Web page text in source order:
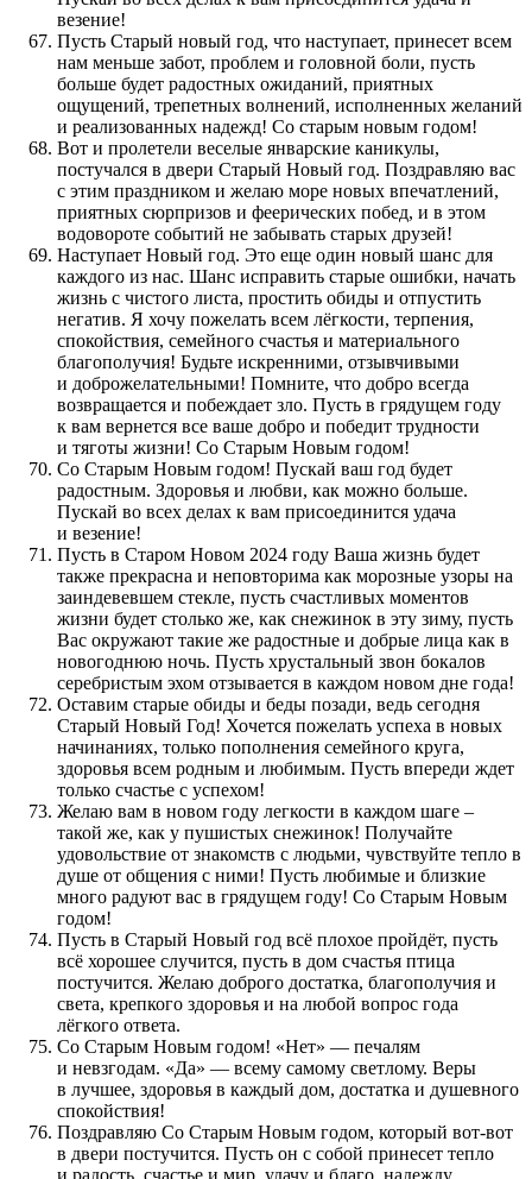
везение!
Пусть Старый новый год, что наступает, принесет всем
нам меньше забот, проблем и головной боли, пусть
больше будет радостных ожиданий, приятных
ощущений, трепетных волнений, исполненных желаний
и реализованных надежд! Со старым новым годом!
Вот и пролетели веселые январские каникулы,
постучался в двери Старый Новый год. Поздравляю вас
с этим праздником и желаю море новых впечатлений,
приятных сюрпризов и феерических побед, и в этом
водовороте событий не забывать старых друзей!
Наступает Новый год. Это еще один новый шанс для
каждого из нас. Шанс исправить старые ошибки, начать
жизнь с чистого листа, простить обиды и отпустить
негатив. Я хочу пожелать всем лёгкости, терпения,
спокойствия, семейного счастья и материального
благополучия! Будьте искренними, отзывчивыми
и доброжелательными! Помните, что добро всегда
возвращается и побеждает зло. Пусть в грядущем году
к вам вернется все ваше добро и победит трудности
и тяготы жизни! Со Старым Новым годом!
Со Старым Новым годом! Пускай ваш год будет
радостным. Здоровья и любви, как можно больше.
Пускай во всех делах к вам присоединится удача
и везение!
Пусть в Старом Новом 2024 году Ваша жизнь будет
также прекрасна и неповторима как морозные узоры на
заиндевевшем стекле, пусть счастливых моментов
жизни будет столько же, как снежинок в эту зиму, пусть
Вас окружают такие же радостные и добрые лица как в
новогоднюю ночь. Пусть хрустальный звон бокалов
серебристым эхом отзывается в каждом новом дне года!
Оставим старые обиды и беды позади, ведь сегодня
Старый Новый Год! Хочется пожелать успеха в новых
начинаниях, только пополнения семейного круга,
здоровья всем родным и любимым. Пусть впереди ждет
только счастье с успехом!
Желаю вам в новом году легкости в каждом шаге –
такой же, как у пушистых снежинок! Получайте
удовольствие от знакомств с людьми, чувствуйте тепло в
душе от общения с ними! Пусть любимые и близкие
много радуют вас в грядущем году! Со Старым Новым
годом!
Пусть в Старый Новый год всё плохое пройдёт, пусть
всё хорошее случится, пусть в дом счастья птица
постучится. Желаю доброго достатка, благополучия и
света, крепкого здоровья и на любой вопрос года
лёгкого ответа.
Со Старым Новым годом! «Нет» — печалям
и невзгодам. «Да» — всему самому светлому. Веры
в лучшее, здоровья в каждый дом, достатка и душевного
спокойствия!
Поздравляю Со Старым Новым годом, который вот-вот
в двери постучится. Пусть он с собой принесет тепло